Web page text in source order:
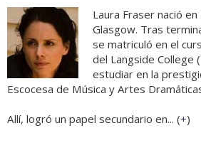
Laura Fraser nació
Glasgow. Tras
se matriculó en el
del Langside College
estudiar en la
Escocesa de Música y Artes
Allí, logró un papel secundario en... (+)